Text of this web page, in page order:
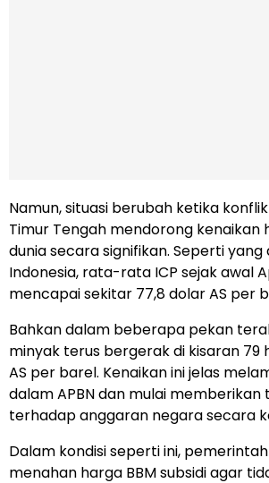
Namun, situasi berubah ketika
Timur Tengah mendorong kenaikan
dunia secara signifikan. Seperti yang
Indonesia, rata-rata ICP sejak awal
mencapai sekitar 77,8 dolar AS per
Bahkan dalam beberapa pekan
minyak terus bergerak di kisaran 79
AS per barel. Kenaikan ini jelas
dalam APBN dan mulai memberikan
terhadap anggaran negara secara
Dalam kondisi seperti ini,
menahan harga BBM subsidi agar